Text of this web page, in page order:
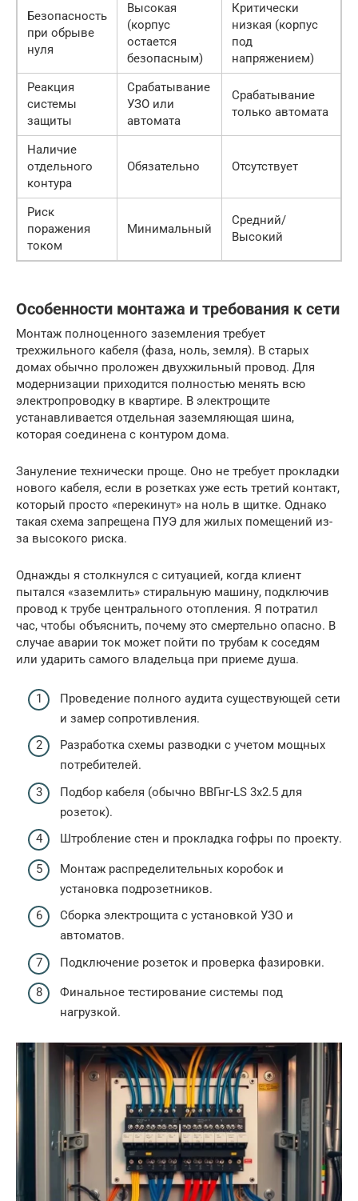
Безопасность
при обрыве
нуля
Высокая
(корпус
остается
безопасным)
Критически
низкая (корпус
под
напряжением)
Реакция
системы
защиты
Срабатывание
УЗО или
автомата
Срабатывание
только автомата
Наличие
отдельного
контура
Обязательно Отсутствует
Риск
поражения
током
Минимальный
Средний/
Высокий
Особенности монтажа и требования к сети
Монтаж полноценного заземления требует
трехжильного кабеля (фаза, ноль, земля). В старых
домах обычно проложен двухжильный провод. Для
модернизации приходится полностью менять всю
электропроводку в квартире. В электрощите
устанавливается отдельная заземляющая шина,
которая соединена с контуром дома.
Зануление технически проще. Оно не требует прокладки
нового кабеля, если в розетках уже есть третий контакт,
который просто «перекинут» на ноль в щитке. Однако
такая схема запрещена ПУЭ для жилых помещений из-
за высокого риска.
Однажды я столкнулся с ситуацией, когда клиент
пытался «заземлить» стиральную машину, подключив
провод к трубе центрального отопления. Я потратил
час, чтобы объяснить, почему это смертельно опасно. В
случае аварии ток может пойти по трубам к соседям
или ударить самого владельца при приеме душа.
Проведение полного аудита существующей сети
и замер сопротивления.
Разработка схемы разводки с учетом мощных
потребителей.
Подбор кабеля (обычно ВВГнг-LS 3х2.5 для
розеток).
Штробление стен и прокладка гофры по проекту.
Монтаж распределительных коробок и
установка подрозетников.
Сборка электрощита с установкой УЗО и
автоматов.
Подключение розеток и проверка фазировки.
Финальное тестирование системы под
нагрузкой.